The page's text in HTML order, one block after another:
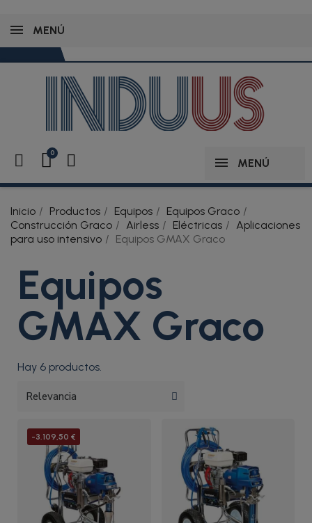
MENÚ
MENÚ
Inicio Productos Equipos
Equipos Graco
Construcción Graco
Airless Eléctricas
Aplicaciones
para uso intensivo
Equipos GMAX Graco
Equipos
GMAX Graco
Hay 6 productos.
-3.109,50 €